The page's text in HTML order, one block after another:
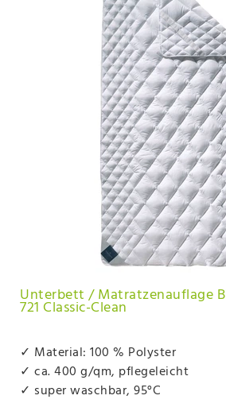
Unterbett / Matratzenauflage
721 Classic-Clean
✓ Material: 100 % Polyster
✓ ca. 400 g/qm, pflegeleicht
✓ super waschbar, 95°C